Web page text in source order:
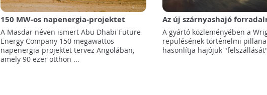
150 MW-os napenergia-projektet
fejlesztenek Angolában
A Masdar néven ismert Abu Dhabi Future
Energy Company 150 megawattos
napenergia-projektet tervez Angolában,
amely 90 ezer otthon ...
Az új szárnyashajó
a vízi közlekedést
A gyártó közleményében a
repülésének történelmi
hasonlítja hajójuk